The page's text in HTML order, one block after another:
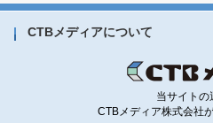
CTBメディアについて
当サイトの
CTBメディア株式会社